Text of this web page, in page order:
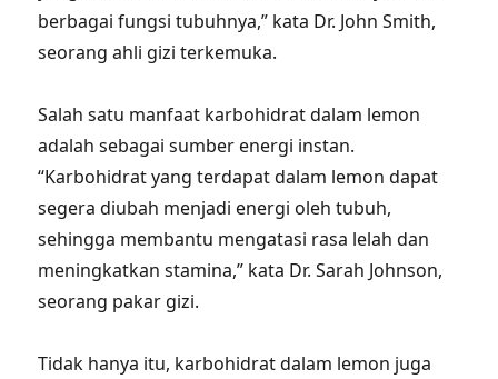
berbagai fungsi tubuhnya,” kata Dr. John Smith,
seorang ahli gizi terkemuka.
Salah satu manfaat karbohidrat dalam lemon
adalah sebagai sumber energi instan.
“Karbohidrat yang terdapat dalam lemon dapat
segera diubah menjadi energi oleh tubuh,
sehingga membantu mengatasi rasa lelah dan
meningkatkan stamina,” kata Dr. Sarah Johnson,
seorang pakar gizi.
Tidak hanya itu, karbohidrat dalam lemon juga